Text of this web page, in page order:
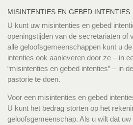
MISINTENTIES EN GEBED INTENTIES
U kunt uw misintenties en gebed
openingstijden van de secretariaten of
alle geloofsgemeenschappen kunt u
intenties ook aanleveren door ze – in
“misintenties en gebed intenties” – in
pastorie te doen.
Voor een misintenties en gebed
U kunt het bedrag storten op het
geloofsgemeenschap. Als u wilt dat